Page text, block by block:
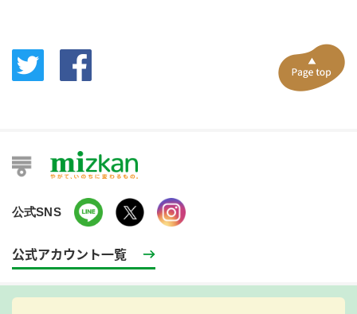
【期間・エピソード発表・プレゼント内容】
〈募集期間〉2022年4月4日(月)10:00〜2022年4月24日
※ご応募いただいたエピソードは、本キャンペーンサイト
への掲載及び、たまご醤油たれに関する当社のプロモーシ
〈当選者発表〉2022年5月16日(月)〜順次
認ください。
〈プレゼント内容〉
「金のつぶ® たれたっぷり！たまご醤油たれ3P」×3セット
公式SNS
公式アカウント一覧